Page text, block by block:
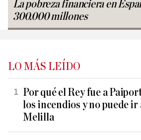
La pobreza financiera en
300.000 millones
LO MÁS LEÍDO
Por qué el Rey fue a
los incendios y no puede ir
Melilla